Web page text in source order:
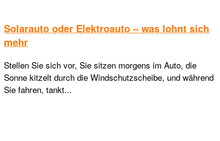
Solarauto oder Elektroauto – was lohnt sich
mehr
Stellen Sie sich vor, Sie sitzen morgens im Auto, die
Sonne kitzelt durch die Windschutzscheibe, und während
Sie fahren, tankt...